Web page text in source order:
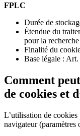
FPLC
Durée de
Étendue du
pour la
Finalité du
Base légale :
Comment
de cookies et
L’utilisation de
navigateur (paramètres